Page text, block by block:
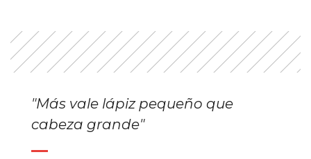
"Más vale lápiz pequeño que
cabeza grande"